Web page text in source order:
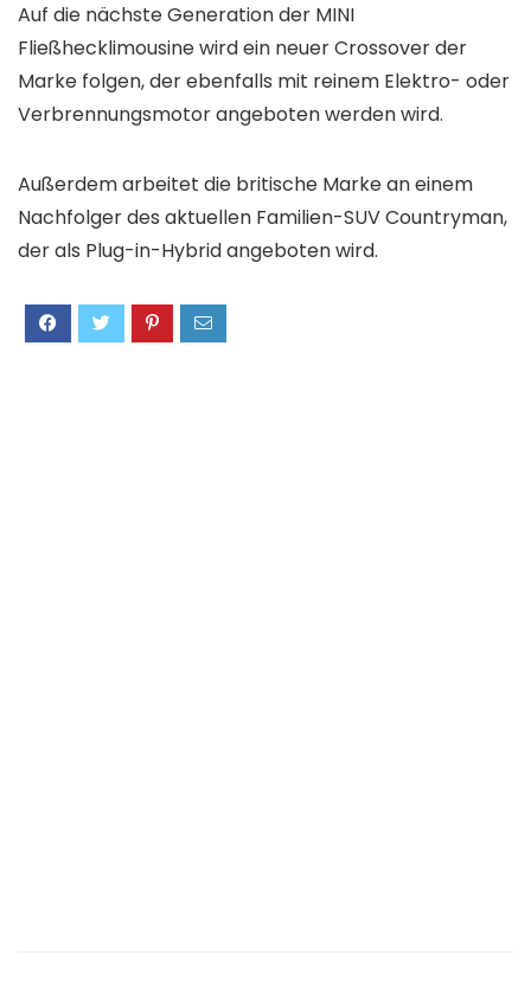
Auf die nächste Generation der MINI
Fließhecklimousine wird ein neuer Crossover der
Marke folgen, der ebenfalls mit reinem Elektro- oder
Verbrennungsmotor angeboten werden wird.
Außerdem arbeitet die britische Marke an einem
Nachfolger des aktuellen Familien-SUV Countryman,
der als Plug-in-Hybrid angeboten wird.